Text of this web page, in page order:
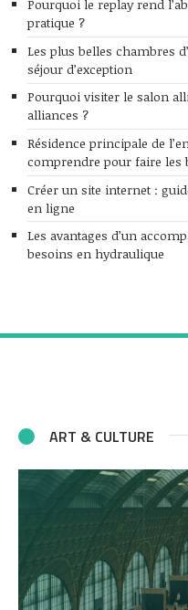
Pourquoi le replay rend
pratique ?
Les plus belles chambres
séjour d’exception
Pourquoi visiter le salon
alliances ?
Résidence principale de
comprendre pour faire les
Créer un site internet :
en ligne
Les avantages d’un
besoins en hydraulique
ART & CULTURE